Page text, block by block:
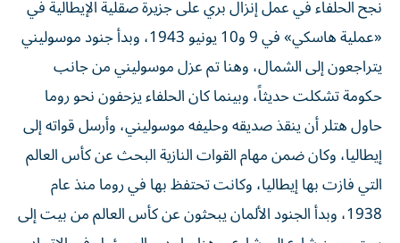
نجح الحلفاء في عمل إنزال بري على جزيرة صقلية الإيطالية في
«عملية هاسكي» في 9 و10 يونيو 1943، وبدأ جنود موسوليني
يتراجعون إلى الشمال، وهنا تم عزل موسوليني من جانب
حكومة تشكلت حديثاً، وبينما كان الحلفاء يزحفون نحو روما
حاول هتلر أن ينقذ صديقه وحليفه موسوليني، وأرسل قواته إلى
إيطاليا، وكان ضمن مهام القوات النازية البحث عن كأس العالم
التي فازت بها إيطاليا، وكانت تحتفظ بها في روما منذ عام
1938، وبدأ الجنود الألمان يبحثون عن كأس العالم من بيت إلى